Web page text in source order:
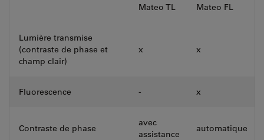
Mateo TL Mateo FL
Lumière transmise
(contraste de phase et
champ clair)
x x
Fluorescence - x
Contraste de phase
avec
assistance
automatique